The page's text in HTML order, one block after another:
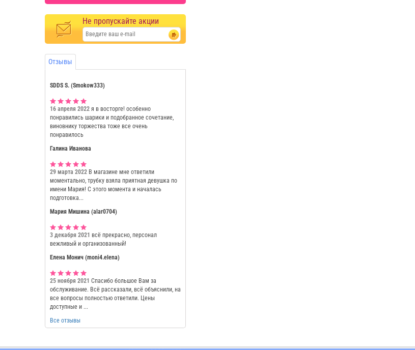
Не пропускайте акции
Отзывы
SDDS S. (Smokow333)
16 апреля 2022 я в восторге! особенно
понравились шарики и подобранное сочетание,
виновнику торжества тоже все очень
понравилось
Галина Иванова
29 марта 2022 В магазине мне ответили
моментально, трубку взяла приятная девушка по
имени Мария! С этого момента и началась
подготовка...
Мария Мишина (alar0704)
3 декабря 2021 всё прекрасно, персонал
вежливый и организованный!
Елена Монич (moni4.elena)
25 ноября 2021 Спасибо большое Вам за
обслуживание. Всё рассказали, всё объяснили, на
все вопросы полностью ответили. Цены
доступные и ...
Все отзывы